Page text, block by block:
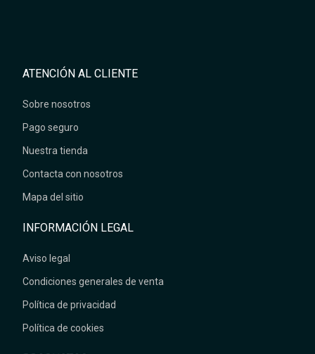
ATENCIÓN AL CLIENTE
Sobre nosotros
Pago seguro
Nuestra tienda
Contacta con nosotros
Mapa del sitio
INFORMACIÓN LEGAL
Aviso legal
Condiciones generales de venta
Política de privacidad
Política de cookies